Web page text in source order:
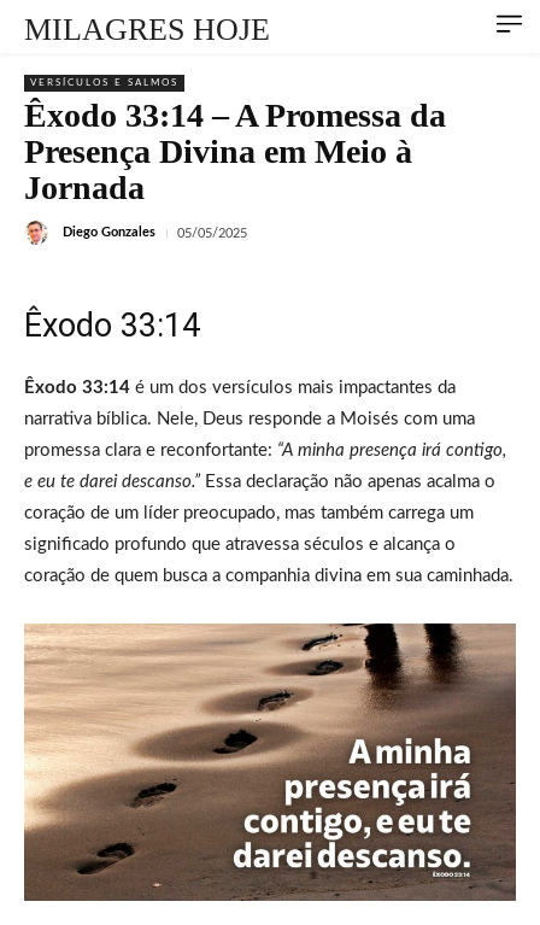
MILAGRES HOJE
VERSÍCULOS E SALMOS
Êxodo 33:14 – A Promessa da
Presença Divina em Meio à
Jornada
Diego Gonzales 05/05/2025
Êxodo 33:14
Êxodo 33:14 é um dos versículos mais impactantes da
narrativa bíblica. Nele, Deus responde a Moisés com uma
promessa clara e reconfortante: “A minha presença irá contigo,
e eu te darei descanso.” Essa declaração não apenas acalma o
coração de um líder preocupado, mas também carrega um
significado profundo que atravessa séculos e alcança o
coração de quem busca a companhia divina em sua caminhada.